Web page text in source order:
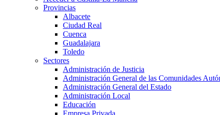
Provincias
Albacete
Ciudad Real
Cuenca
Guadalajara
Toledo
Sectores
Administración de Justicia
Administración General de las Comunidades
Administración General del Estado
Administración Local
Educación